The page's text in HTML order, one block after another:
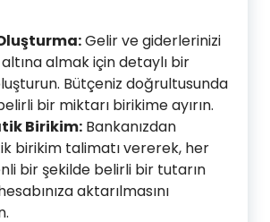
Gelir ve giderlerinizi
almak için detaylı bir
Bütçeniz doğrultusunda
bir miktarı birikime ayırın.
Birikim: Bankanızdan
birikim talimatı vererek, her
bir şekilde belirli bir tutarın
aktarılmasını